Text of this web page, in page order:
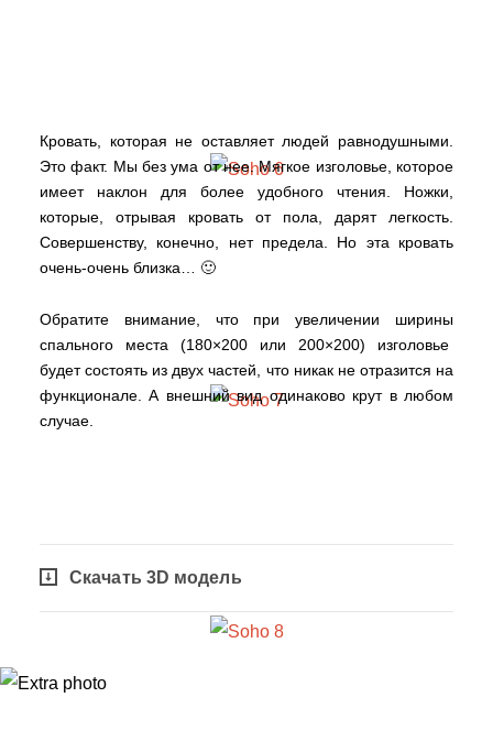
Кровать, которая не оставляет людей равнодушными.
Это факт. Мы без ума от нее. Мягкое изголовье, которое
имеет наклон для более удобного чтения. Ножки,
которые, отрывая кровать от пола, дарят легкость.
Совершенству, конечно, нет предела. Но эта кровать
очень-очень близка… 🙂
Обратите внимание, что при увеличении ширины
спального места (180×200 или 200×200) изголовье
будет состоять из двух частей, что никак не отразится на
функционале. А внешний вид одинаково крут в любом
случае.
Скачать 3D модель